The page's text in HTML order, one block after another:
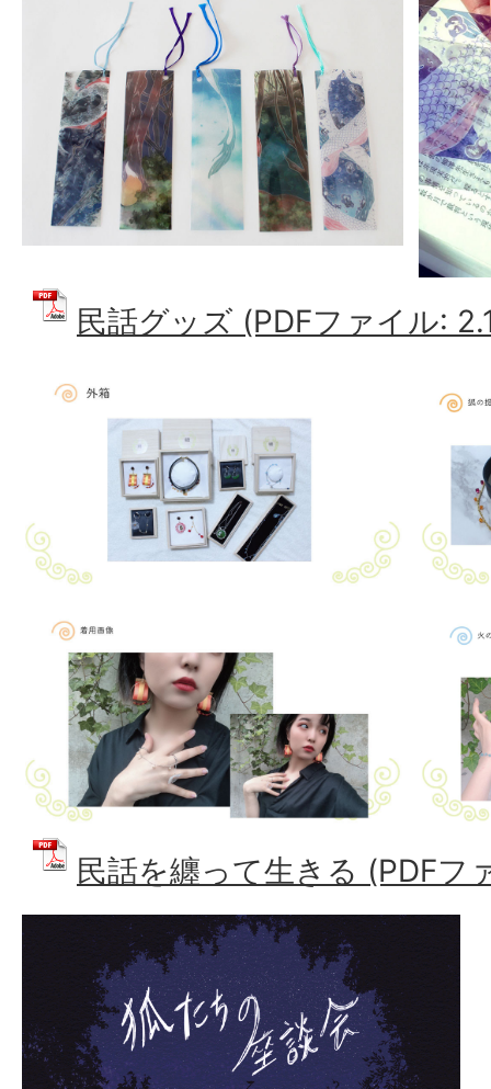
民話グッズ (PDFファイル:
民話を纏って生きる (PDFフ